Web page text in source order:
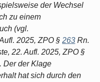
der Wechsel
zu einem
(vgl.
2025, ZPO § 263 Rn.
22. Aufl. 2025, ZPO §
Der der Klage
hat sich durch den